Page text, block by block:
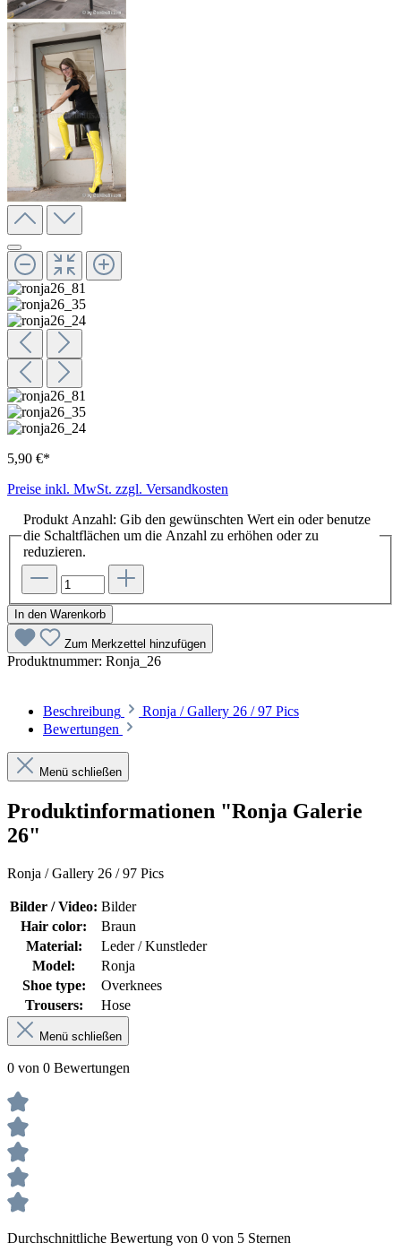
5,90 €*
Preise inkl. MwSt. zzgl. Versandkosten
Produkt Anzahl: Gib den gewünschten Wert ein oder benutze
die Schaltflächen um die Anzahl zu erhöhen oder zu
reduzieren.
In den Warenkorb
Zum Merkzettel hinzufügen
Produktnummer: Ronja_26
Beschreibung
Ronja / Gallery 26 / 97 Pics
Bewertungen
Menü schließen
Produktinformationen "Ronja Galerie
26"
Ronja / Gallery 26 / 97 Pics
Bilder / Video: Bilder
Hair color:
Braun
Material:
Leder / Kunstleder
Model:
Ronja
Shoe type:
Overknees
Trousers:
Hose
Menü schließen
0 von 0 Bewertungen
Durchschnittliche Bewertung von 0 von 5 Sternen